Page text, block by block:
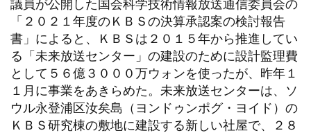
議員が公開した国会科学技術情報放送通信委員会の
「２０２１年度のＫＢＳの決算承認案の検討報告
書」によると、ＫＢＳは２０１５年から推進してい
る「未来放送センター」の建設のために設計監理費
として５６億３０００万ウォンを使ったが、昨年１
１月に事業をあきらめた。未来放送センターは、ソ
ウル永登浦区汝矣島（ヨンドゥンポグ・ヨイド）の
ＫＢＳ研究棟の敷地に建設する新しい社屋で、２８